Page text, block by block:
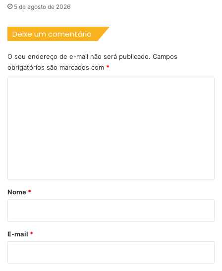
5 de agosto de 2026
Deixe um comentário
O seu endereço de e-mail não será publicado. Campos
obrigatórios são marcados com *
r
*
Nome *
E-mail *